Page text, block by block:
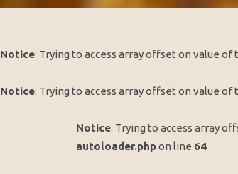
Notice: Trying to access array offset on value of
Notice: Trying to access array offset on value of
Notice: Trying to access array
autoloader.phpon line 64